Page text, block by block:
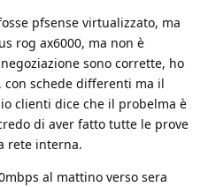
pfsense virtualizzato, ma
rog ax6000, ma non è
sono corrette, ho
schede differenti ma il
clienti dice che il probelma è
di aver fatto tutte le prove
rete interna.
al mattino verso sera